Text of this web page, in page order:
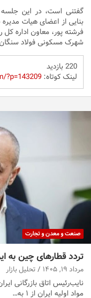
گفتنی است، در این جلسه
بنایی از اعضای هیات
فرشته پور، معاون اداره
شهرک مسکونی فولاد سنگان
220 بازدید
لینک کوتاه:?p=143209
صنعت و معدن و تجارت
تردد قطارهای چین به ایران ۷
مرداد ۱۹, ۱۴۰۵ تحلیل بازار
نایب‌رئیس اتاق بازرگانی
مواد اولیه ایران از ۱ به…